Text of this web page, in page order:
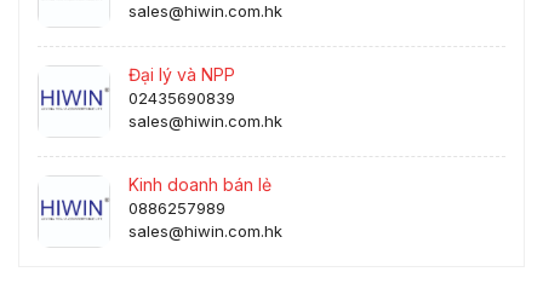
sales@hiwin.com.hk
Đại lý và NPP
02435690839
sales@hiwin.com.hk
Kinh doanh bán lẻ
0886257989
sales@hiwin.com.hk